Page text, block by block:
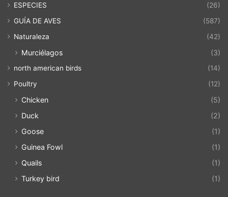
ESPECIES
(26)
GUÍA DE AVES
(587)
Naturaleza
(42)
Murciélagos (3)
north american birds
(14)
Poultry
(12)
Chicken
(5)
Duck
(2)
Goose
(1)
Guinea Fowl
(1)
Quails
(1)
Turkey bird
(1)